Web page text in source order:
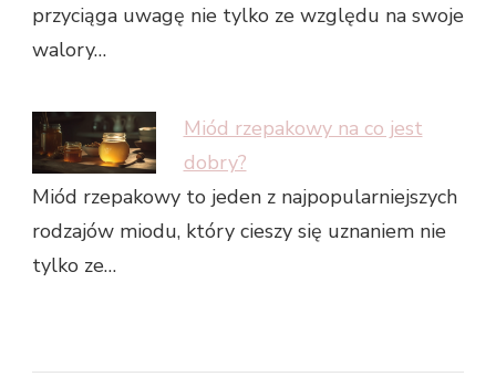
przyciąga uwagę nie tylko ze względu na swoje
walory…
Miód rzepakowy na co jest
dobry?
Miód rzepakowy to jeden z najpopularniejszych
rodzajów miodu, który cieszy się uznaniem nie
tylko ze…